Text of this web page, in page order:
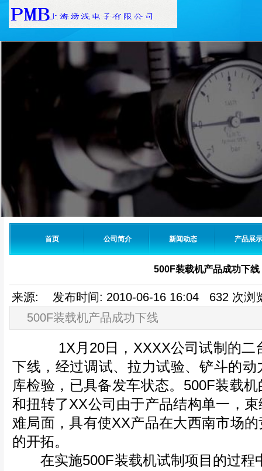
首页 公司简介 新闻动态 产品展示
500F装载机产品成功下线
来源: 发布时间: 2010-06-16 16:04 632 次
500F装载机产品成功下线
1X月20日，XXXX公司试制的二
下线，经过调试、拉力试验、铲斗的
库检验，已具备发车状态。500F装载
和扭转了XX公司由于产品结构单一，
难局面，具有使XX产品在大西南市场
的开拓。
在实施500F装载机试制项目的过程